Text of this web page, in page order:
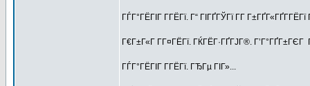
ГЃГ°ГЁГІГ Г­ГЁГї. Г“ ГІГҐГЎГї Г­Г
Г€Г±Г«Г Г­Г¤ГЁГї. ГЌГЁГ·ГҐГЈГ®.
ГЃГ°ГЁГІГ Г­ГЁГї. ГЂГµ ГІГ»...